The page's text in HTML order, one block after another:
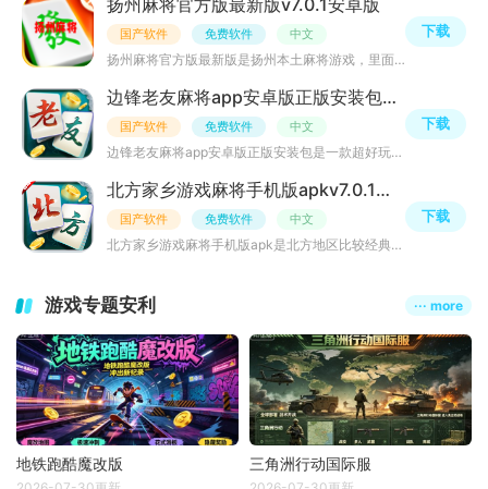
扬州麻将官方版最新版v7.0.1安卓版
国产软件 免费软件 中文
扬州麻将官方版最新版是扬州本土麻将游戏，里面有很多好玩的牌型和玩法，胡牌模式多样化，玩法多样化，规则
下载
边锋老友麻将app安卓版正版安装包v7.0.1手机版
国产软件 免费软件 中文
边锋老友麻将app安卓版正版安装包是一款超好玩的麻将对战游戏，融合了全国各省份玩法，都是地道的家乡麻将玩
下载
北方家乡游戏麻将手机版apkv7.0.1官方最新版
国产软件 免费软件 中文
北方家乡游戏麻将手机版apk是北方地区比较经典的手机麻将游戏，网罗了陕西、山西、河北、河南、四川、内蒙古
下载
游戏专题安利 ··· more
地铁跑酷魔改版 三角洲行动国际服